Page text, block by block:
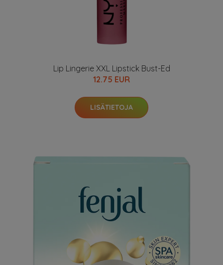
Lip Lingerie XXL Lipstick Bust-Ed
12.75 EUR
LISÄTIETOJA